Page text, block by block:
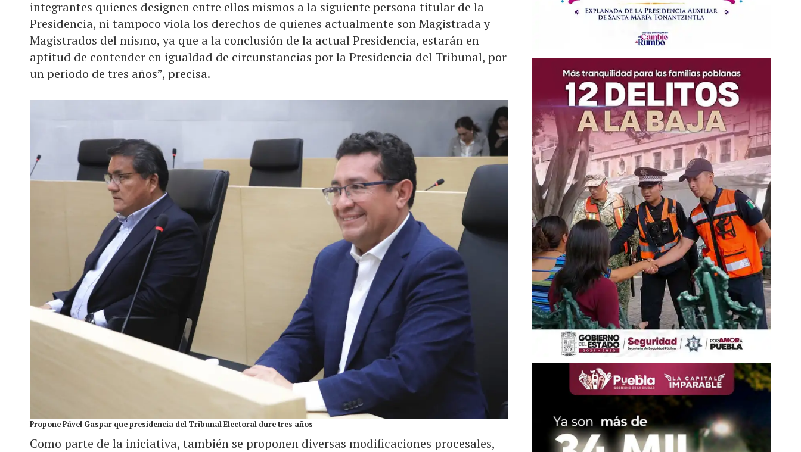
integrantes quienes designen entre ellos mismos a la siguiente persona titular de la
Presidencia, ni tampoco viola los derechos de quienes actualmente son Magistrada y
Magistrados del mismo, ya que a la conclusión de la actual Presidencia, estarán en
aptitud de contender en igualdad de circunstancias por la Presidencia del Tribunal, por
un periodo de tres años”, precisa.
Propone Pável Gaspar que presidencia del Tribunal Electoral dure tres años
Como parte de la iniciativa, también se proponen diversas modificaciones procesales,